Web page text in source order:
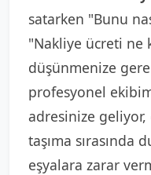
satarken "Bunu
"Nakliye ücreti ne
düşünmenize
profesyonel
adresinize geliyor,
taşıma sırasında
eşyalara zarar